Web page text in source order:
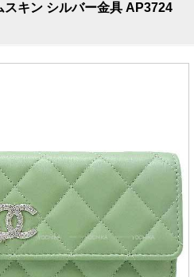
スキン シルバー金具 AP3724